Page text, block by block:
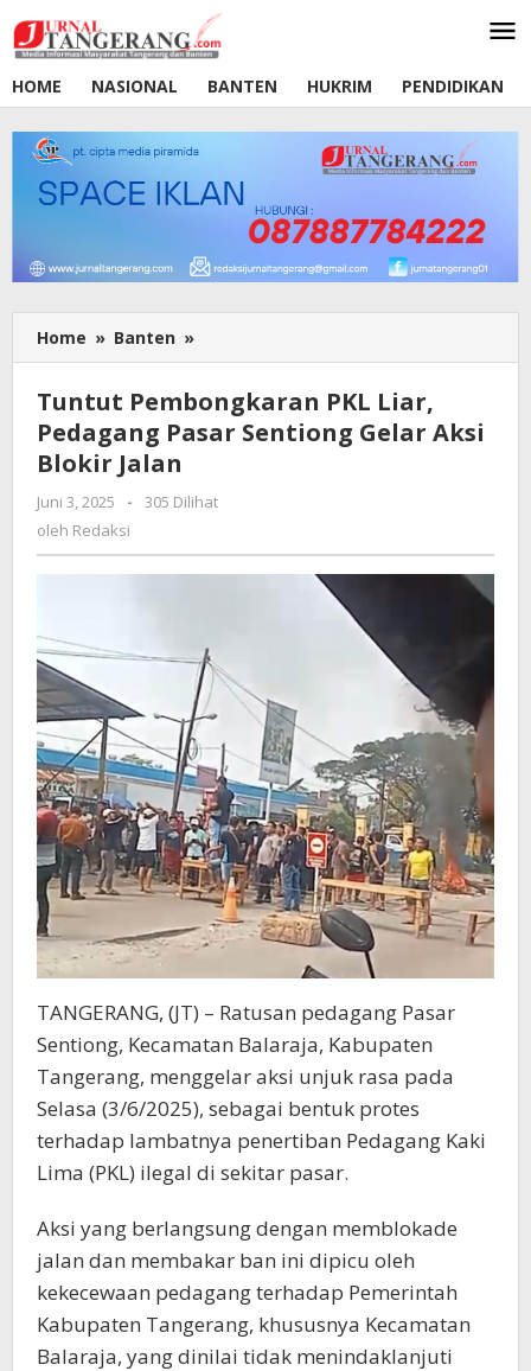
ke
konten
HOME
NASIONAL BANTEN HUKRIM PENDIDIKAN
Home » Banten »
Pembongkaran
Liar,
Pedagang
Gelar
Blokir
Tuntut Pembongkaran PKL Liar,
Pedagang Pasar Sentiong Gelar Aksi
Blokir Jalan
Juni 3, 2025
oleh
Redaksi
-
305 Dilihat
oleh Redaksi
TANGERANG, (JT) – Ratusan pedagang Pasar
Sentiong, Kecamatan Balaraja, Kabupaten
Tangerang, menggelar aksi unjuk rasa pada
Selasa (3/6/2025), sebagai bentuk protes
terhadap lambatnya penertiban Pedagang Kaki
Lima (PKL) ilegal di sekitar pasar.
Aksi yang berlangsung dengan memblokade
jalan dan membakar ban ini dipicu oleh
kekecewaan pedagang terhadap Pemerintah
Kabupaten Tangerang, khususnya Kecamatan
Balaraja, yang dinilai tidak menindaklanjuti